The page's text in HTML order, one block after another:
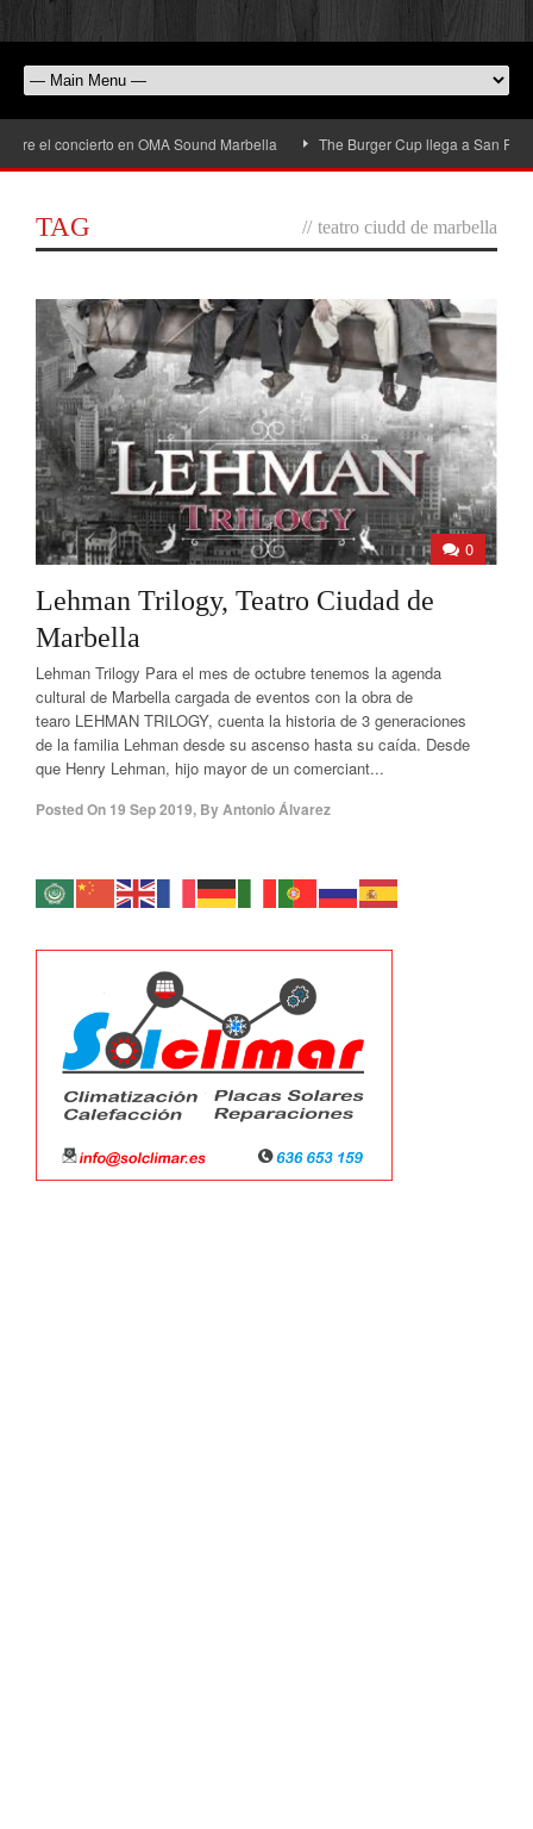
el concierto en OMA Sound Marbella The Burger Cup llega a San Pedro
TAG // teatro ciudd de marbella
0
Lehman Trilogy, Teatro Ciudad de
Marbella
Lehman Trilogy Para el mes de octubre tenemos la agenda
cultural de Marbella cargada de eventos con la obra de
tearo LEHMAN TRILOGY, cuenta la historia de 3 generaciones
de la familia Lehman desde su ascenso hasta su caída. Desde
que Henry Lehman, hijo mayor de un comerciant...
Posted On 19 Sep 2019, ByAntonio Álvarez